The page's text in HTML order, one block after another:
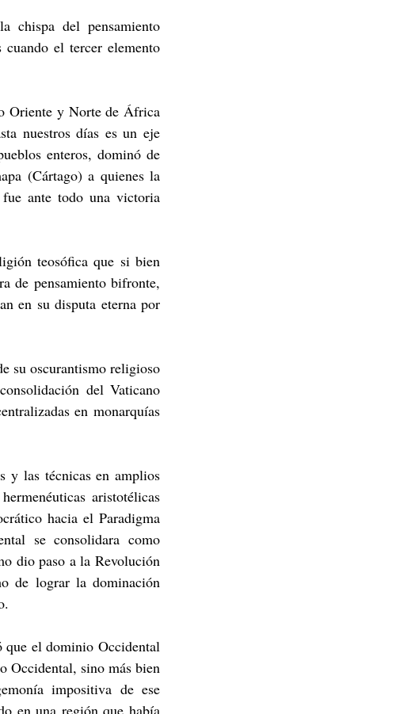
chispa del pensamiento
el tercer elemento
Oriente y Norte de África
nuestros días es un eje
enteros, dominó de
(Cártago) a quienes la
ante todo una victoria
teosófica que si bien
de pensamiento bifronte,
en su disputa eterna por
su oscurantismo religioso
del Vaticano
en monarquías
y las técnicas en amplios
aristotélicas
hacia el Paradigma
se consolidara como
dio paso a la Revolución
de lograr la dominación
que el dominio Occidental
Occidental, sino más bien
impositiva de ese